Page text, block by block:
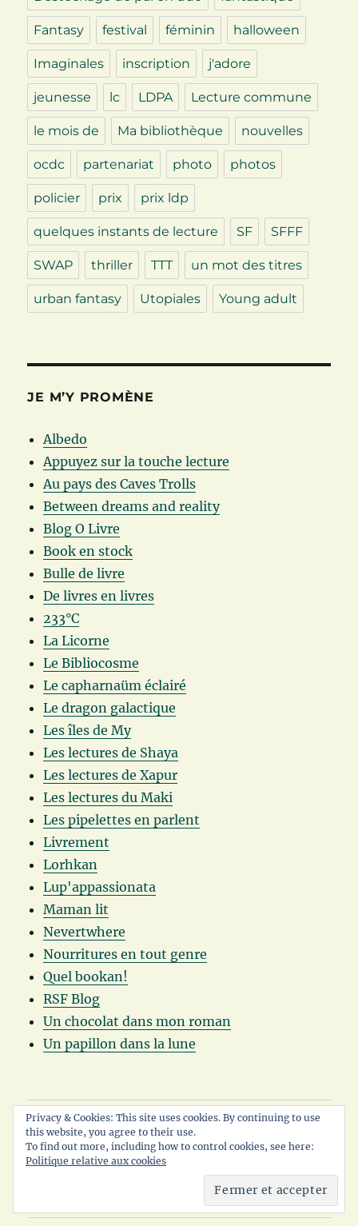
Fantasy festival féminin halloween
Imaginales inscription j'adore
jeunesse lc LDPA Lecture commune
le mois de Ma bibliothèque nouvelles
ocdc partenariat photo photos
policier prix prix ldp
quelques instants de lecture SF SFFF
SWAP thriller TTT un mot des titres
urban fantasy Utopiales Young adult
JE M’Y PROMÈNE
Albedo
Appuyez sur la touche lecture
Au pays des Caves Trolls
Between dreams and reality
Blog O Livre
Book en stock
Bulle de livre
De livres en livres
233°C
La Licorne
Le Bibliocosme
Le capharnaüm éclairé
Le dragon galactique
Les îles de My
Les lectures de Shaya
Les lectures de Xapur
Les lectures du Maki
Les pipelettes en parlent
Livrement
Lorhkan
Lup'appassionata
Maman lit
Nevertwhere
Nourritures en tout genre
Quel bookan!
RSF Blog
Un chocolat dans mon roman
Un papillon dans la lune
Accueil
A propos
Privacy & Cookies: This site uses cookies. By continuing to use
this website, you agree to their use.
To find out more, including how to control cookies, see here:
Politique relative aux cookies